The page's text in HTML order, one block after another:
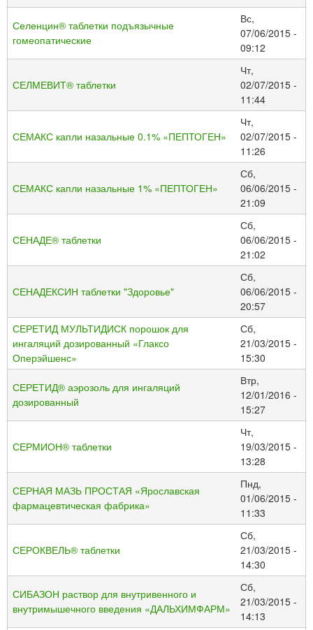
Селенцин® таблетки подъязычные
гомеопатические
Вс,
07/06/2015 -
09:12
СЕЛМЕВИТ® таблетки
Чт,
02/07/2015 -
11:44
СЕМАКС капли назальные 0.1% «ПЕПТОГЕН»
Чт,
02/07/2015 -
11:26
СЕМАКС капли назальные 1% «ПЕПТОГЕН»
Сб,
06/06/2015 -
21:09
СЕНАДЕ® таблетки
Сб,
06/06/2015 -
21:02
СЕНАДЕКСИН таблетки "Здоровье"
Сб,
06/06/2015 -
20:57
СЕРЕТИД МУЛЬТИДИСК порошок для
ингаляций дозированный «Глаксо
Оперэйшенс»
Сб,
21/03/2015 -
15:30
СЕРЕТИД® аэрозоль для ингаляций
дозированный
Втр,
12/01/2016 -
15:27
СЕРМИОН® таблетки
Чт,
19/03/2015 -
13:28
СЕРНАЯ МАЗЬ ПРОСТАЯ «Ярославская
фармацевтическая фабрика»
Пнд,
01/06/2015 -
11:33
СЕРОКВЕЛЬ® таблетки
Сб,
21/03/2015 -
14:30
СИБАЗОН раствор для внутривенного и
внутримышечного введения «ДАЛЬХИМФАРМ»
Сб,
21/03/2015 -
14:13